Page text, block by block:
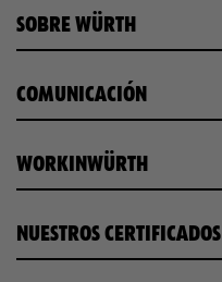
SOBRE WÜRTH
COMUNICACIÓN
WORKINWÜRTH
NUESTROS CERTIFICADOS